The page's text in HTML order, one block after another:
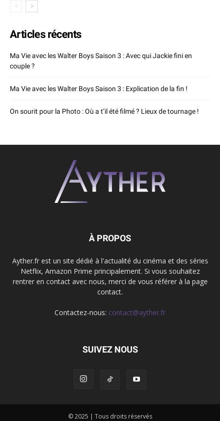
Articles récents
Ma Vie avec les Walter Boys Saison 3 : Avec qui Jackie fini en
couple ?
Ma Vie avec les Walter Boys Saison 3 : Explication de la fin !
On sourit pour la Photo : Où a t’il été filmé ? Lieux de tournage !
À PROPOS
Ayther.fr est un site dédié à l'actualité du cinéma et des séries
Netflix, Amazon Prime principalement. Si vous souhaitez
rentrer en contact avec nous, merci de vous référer à la page
contact.
Contactez-nous: contact@ayther.fr
SUIVEZ NOUS
© 2025 | Tous droits réservés